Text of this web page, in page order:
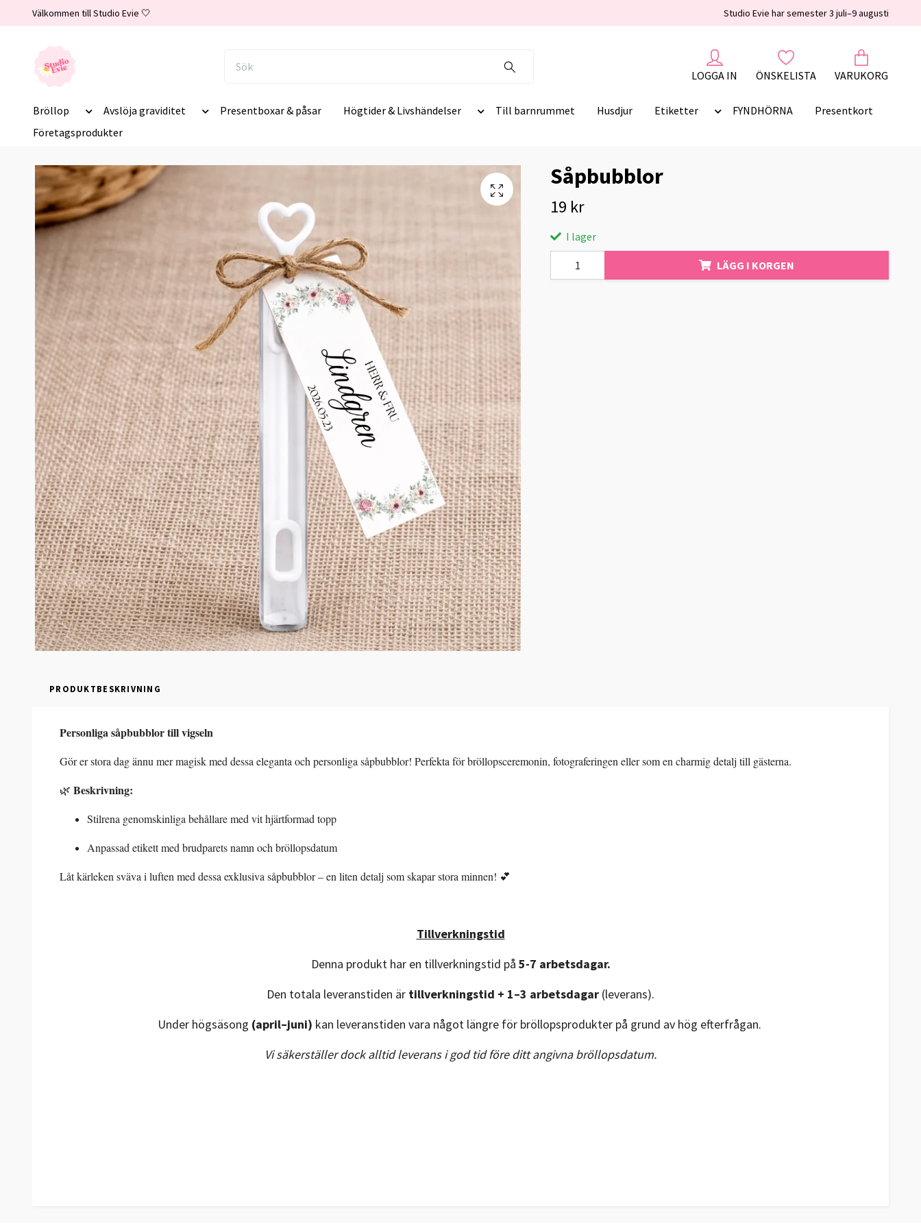
Välkommen till Studio Evie 🤍 Studio Evie har semester 3 juli–9 augusti
LOGGA IN ÖNSKELISTA VARUKORG
Bröllop Avslöja graviditet Presentboxar & påsar Högtider & Livshändelser Till barnrummet Husdjur Etiketter FYNDHÖRNA
Presentkort
Företagsprodukter
Såpbubblor
19 kr
I lager
LÄGG I KORGEN
PRODUKTBESKRIVNING
Personliga såpbubblor till vigseln
Gör er stora dag ännu mer magisk med dessa eleganta och personliga såpbubblor! Perfekta för bröllopsceremonin, fotograferingen eller som en charmig detalj till gästerna.
🌿 Beskrivning:
Stilrena genomskinliga behållare med vit hjärtformad topp
Anpassad etikett med brudparets namn och bröllopsdatum
Låt kärleken sväva i luften med dessa exklusiva såpbubblor – en liten detalj som skapar stora minnen! 💕
Tillverkningstid
Denna produkt har en tillverkningstid på 5-7 arbetsdagar.
Den totala leveranstiden är tillverkningstid + 1–3 arbetsdagar (leverans).
Under högsäsong (april–juni) kan leveranstiden vara något längre för bröllopsprodukter på grund av hög efterfrågan.
Vi säkerställer dock alltid leverans i god tid före ditt angivna bröllopsdatum.